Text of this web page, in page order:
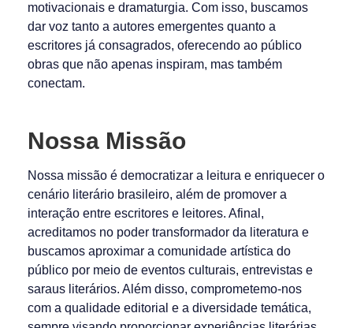
motivacionais e dramaturgia. Com isso, buscamos
dar voz tanto a autores emergentes quanto a
escritores já consagrados, oferecendo ao público
obras que não apenas inspiram, mas também
conectam.
Nossa Missão
Nossa missão é democratizar a leitura e enriquecer o
cenário literário brasileiro, além de promover a
interação entre escritores e leitores. Afinal,
acreditamos no poder transformador da literatura e
buscamos aproximar a comunidade artística do
público por meio de eventos culturais, entrevistas e
saraus literários. Além disso, comprometemo-nos
com a qualidade editorial e a diversidade temática,